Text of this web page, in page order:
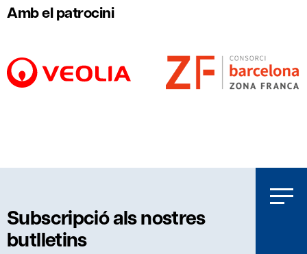
Amb el patrocini
Subscripció als nostres
butlletins